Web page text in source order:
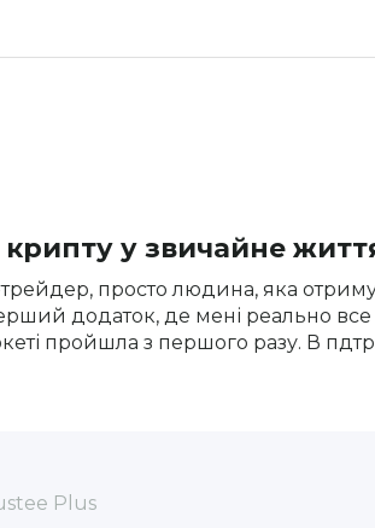
у звичайне
просто людина, яка
додаток, де мені реально
пройшла з першого разу. В
Plus